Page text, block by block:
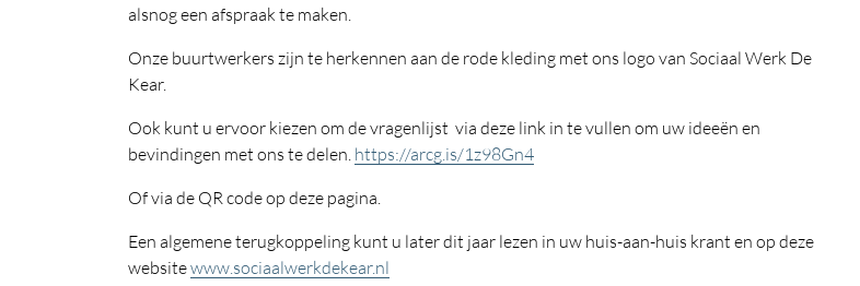
alsnog een afspraak te maken.
Onze buurtwerkers zijn te herkennen aan de rode kleding met ons logo van Sociaal Werk De
Kear.
Ook kunt u ervoor kiezen om de vragenlijst via deze link in te vullen om uw ideeën en
bevindingen met ons te delen. https://arcg.is/1z98Gn4
Of via de QR code op deze pagina.
Een algemene terugkoppeling kunt u later dit jaar lezen in uw huis-aan-huis krant en op deze
websitewww.sociaalwerkdekear.nl